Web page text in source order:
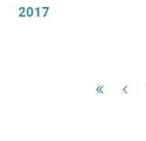
2017